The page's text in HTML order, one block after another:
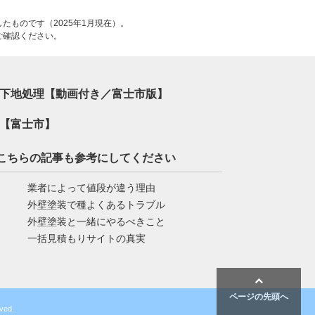
ものです（2025年1月現在）。
認ください。
地処理【動画付き／富士市版】
富士市】
ちらの記事も参考にしてください
業者によって値段が違う理由
外壁塗装で種よくあるトラブル
外壁塗装と一緒にやるべきこと
一括見積もりサイトの真実
ページの先頭へ